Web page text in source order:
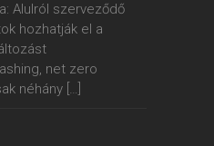
Alulról szerveződő
hozhatják el a
net zero
néhány […]